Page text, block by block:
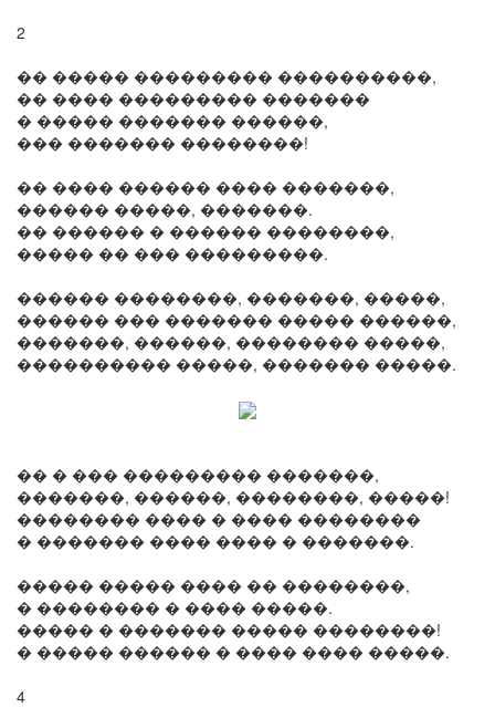
2
�� ����� ��������� ����������,
�� ���� ��������� �������
� ����� ������� ������,
��� ������� ��������!
�� ���� ������ ���� �������,
������ �����, �������.
�� ������ � ������ ��������,
����� �� ��� ���������.
������ ��������, �������, �����,
������ ��� ������� ����� ������,
�������, ������, �������� �����,
���������� �����, ������� �����.
�� � ��� ��������� �������,
�������, ������, ��������, �����!
�������� ���� � ���� ��������
� ������� ���� ���� � �������.
����� ����� ���� �� ��������,
� �������� � ���� �����.
����� � ������� ����� ��������!
� ����� ������ � ���� ���� �����.
4